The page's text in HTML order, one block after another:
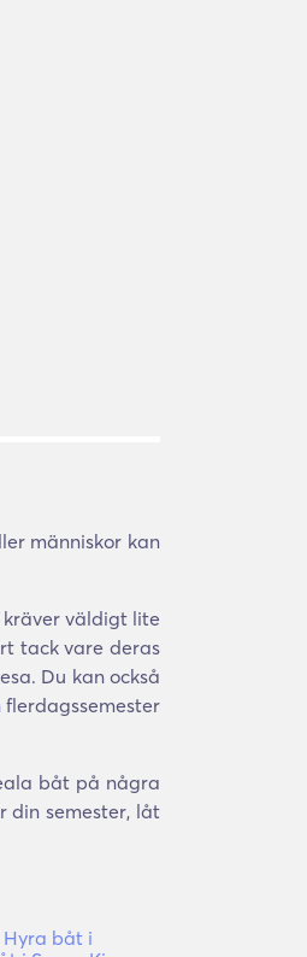
människor kan
kräver väldigt lite
tack vare deras
Du kan också
båt på några
din semester, låt
Hyra båt i